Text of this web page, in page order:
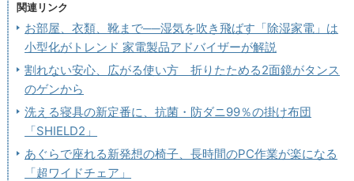
関連リンク
お部屋、衣類、靴まで──湿気を吹き飛ばす「除湿家電」は
小型化がトレンド 家電製品アドバイザーが解説
割れない安心、広がる使い方 折りたためる2面鏡がタンス
のゲンから
洗える寝具の新定番に、抗菌・防ダニ99％の掛け布団
「SHIELD2」
あぐらで座れる新発想の椅子、長時間のPC作業が楽になる
「超ワイドチェア」